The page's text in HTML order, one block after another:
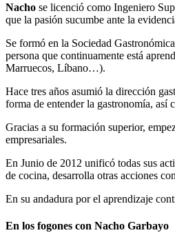
Nacho se licenció como Ingeniero
que la pasión sucumbe ante la
Se formó en la Sociedad
persona que continuamente está
Marruecos, Líbano…).
Hace tres años asumió la dirección
forma de entender la gastronomía, así
Gracias a su formación superior,
empresariales.
En Junio de 2012 unificó todas sus
de cocina, desarrolla otras acciones
En su andadura por el aprendizaje
En los fogones con Nacho Garbayo